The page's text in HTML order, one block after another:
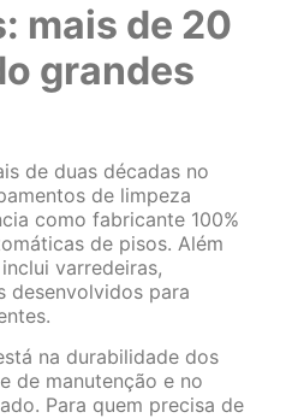
mais de 20
grandes
de duas décadas no
de limpeza
como fabricante 100%
de pisos. Além
varredeiras,
desenvolvidos para
na durabilidade dos
de manutenção e no
Para quem precisa de